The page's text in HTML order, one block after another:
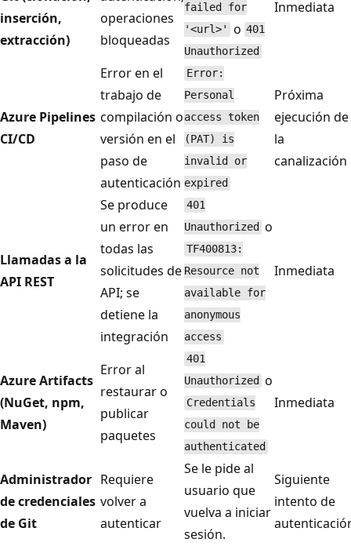
inserción,
extracción)
operaciones
bloqueadas
failed for
'<url>'
o 401
Unauthorized
Inmediata
Azure Pipelines
CI/CD
Error en el
trabajo de
compilación o
versión en el
paso de
autenticación
Error:
Personal
access token
(PAT) is
invalid or
expired
Próxima
ejecución de
la
canalización
Llamadas a la
API REST
Se produce
un error en
todas las
solicitudes de
API; se
detiene la
integración
401
Unauthorized o
TF400813:
Resource not
available for
anonymous
access
Inmediata
Azure Artifacts
(NuGet, npm,
Maven)
Error al
restaurar o
publicar
paquetes
401
Unauthorized o
Credentials
could not be
authenticated
Inmediata
Administrador
de credenciales
de Git
Requiere
volver a
autenticar
Se le pide al
usuario que
vuelva a iniciar
sesión.
Siguiente
intento de